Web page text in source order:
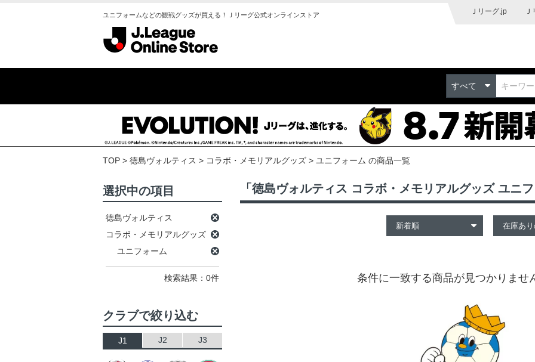
ユニフォームなどの観戦グッズが買える！Ｊリーグ公式オンラインストア Ｊリーグ.jp
すべて
TOP 徳島ヴォルティス コラボ・メモリアルグッズ ユニフォーム の商品一覧
「徳島ヴォルティス コラボ・メモリアルグッズ ユニ
条件に一致する商品が見つかりませ
選択中の項目
徳島ヴォルティス
コラボ・メモリアルグッズ
ユニフォーム
検索結果：0件
クラブで絞り込む
J1 J2 J3